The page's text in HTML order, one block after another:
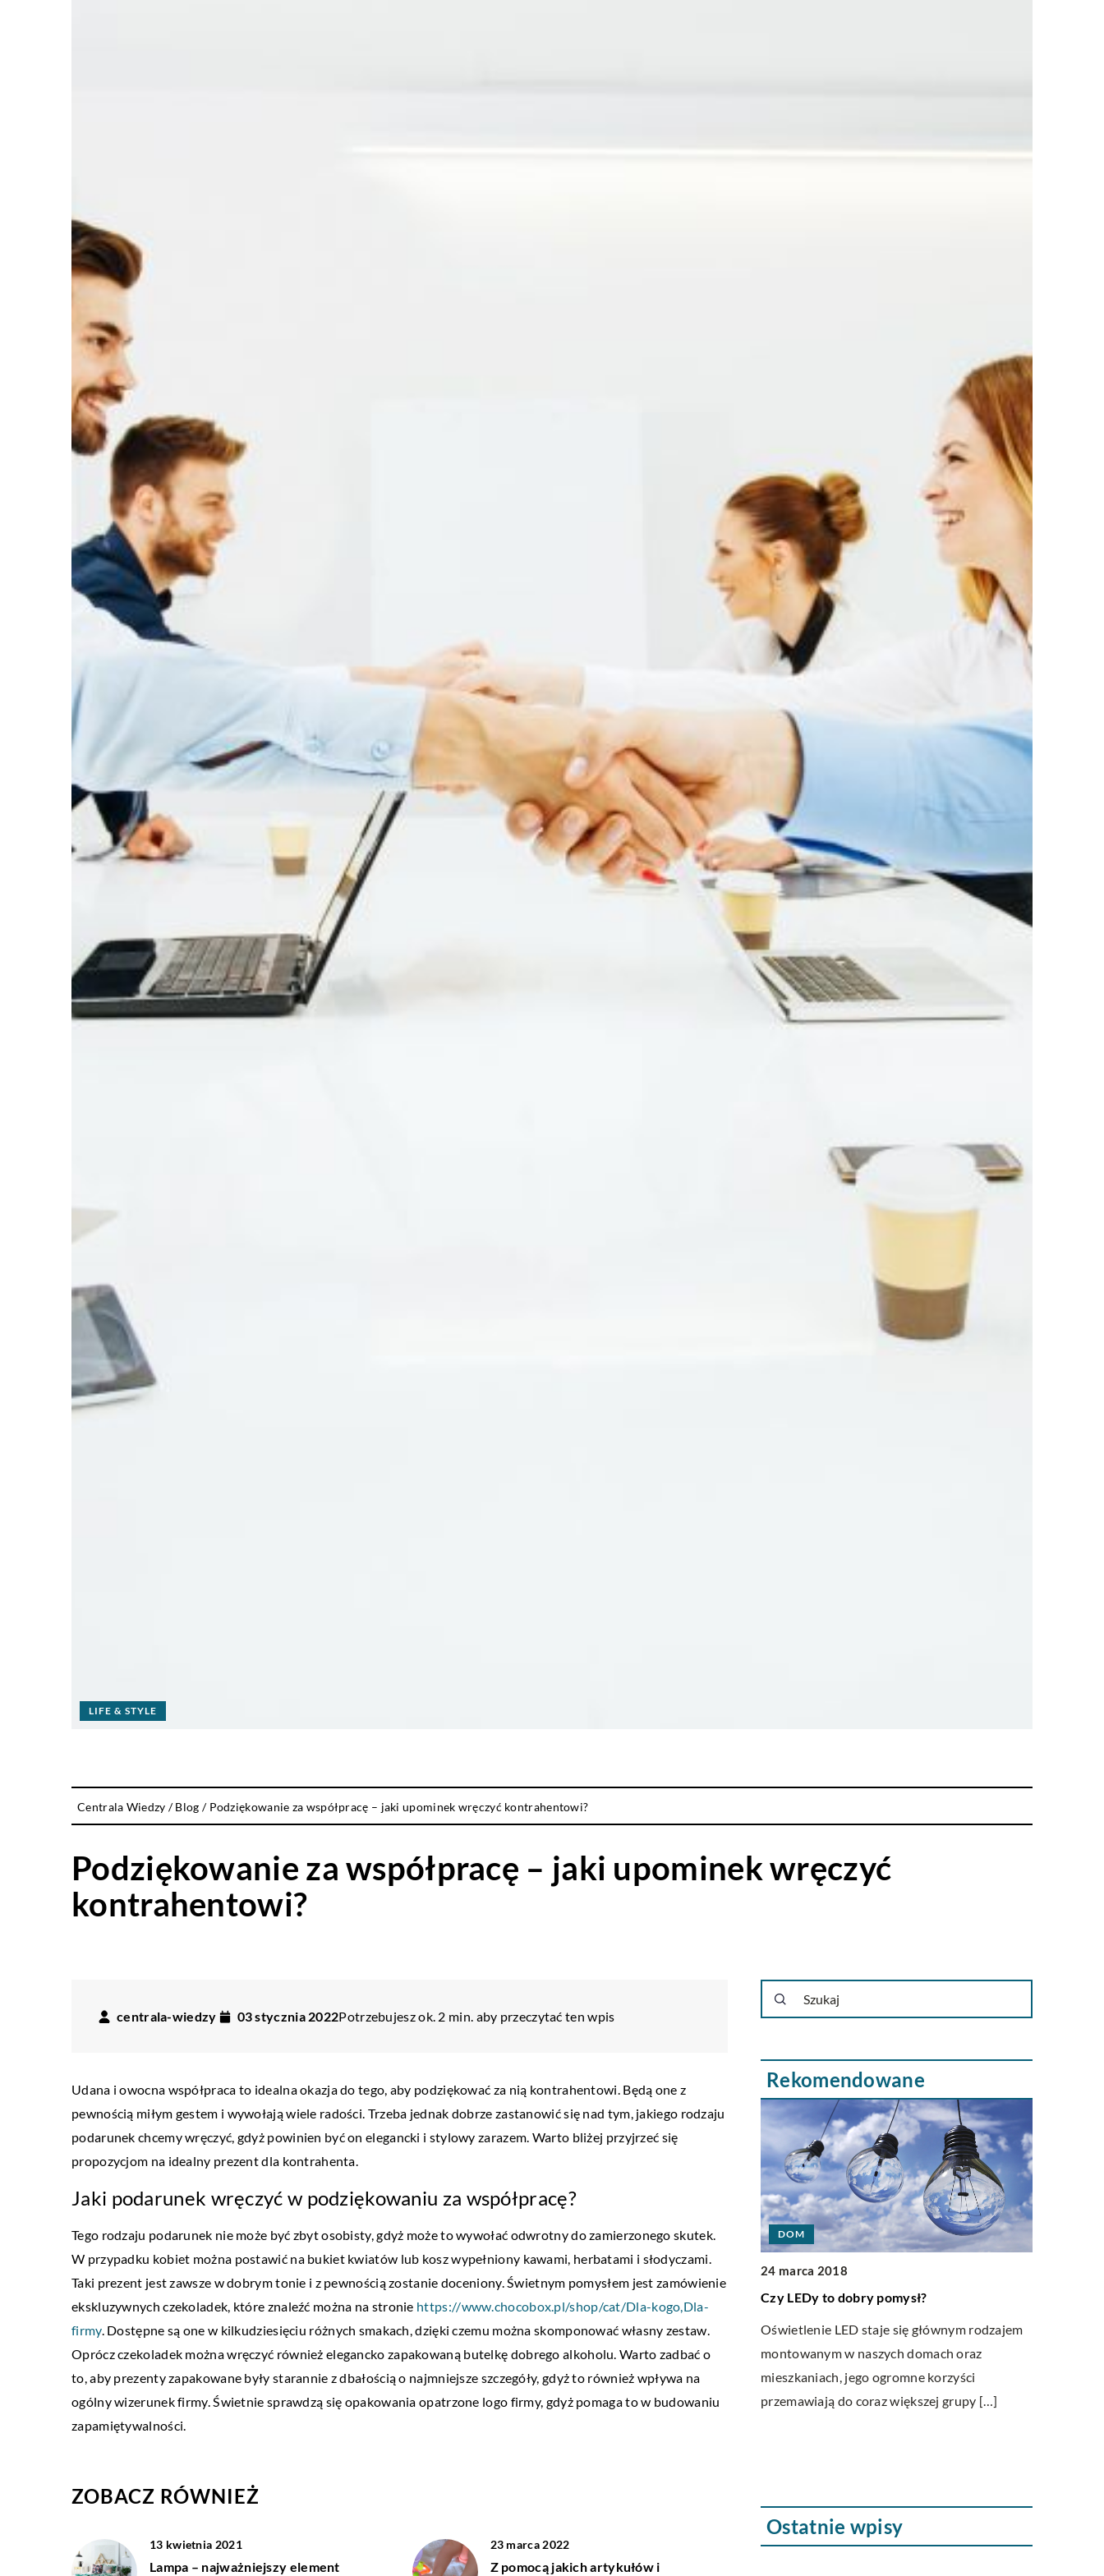
LIFE & STYLE
Centrala Wiedzy /Blog / Podziękowanie za współpracę – jaki upominek wręczyć kontrahentowi?
Podziękowanie za współpracę – jaki upominek wręczyć
kontrahentowi?
centrala-wiedzy 03 stycznia 2022Potrzebujesz ok. 2 min. aby przeczytać ten wpis
Udana i owocna współpraca to idealna okazja do tego, aby podziękować za nią kontrahentowi. Będą one z
pewnością miłym gestem i wywołają wiele radości. Trzeba jednak dobrze zastanowić się nad tym, jakiego rodzaju
podarunek chcemy wręczyć, gdyż powinien być on elegancki i stylowy zarazem. Warto bliżej przyjrzeć się
propozycjom na idealny prezent dla kontrahenta.
Jaki podarunek wręczyć w podziękowaniu za współpracę?
Tego rodzaju podarunek nie może być zbyt osobisty, gdyż może to wywołać odwrotny do zamierzonego skutek.
W przypadku kobiet można postawić na bukiet kwiatów lub kosz wypełniony kawami, herbatami i słodyczami.
Taki prezent jest zawsze w dobrym tonie i z pewnością zostanie doceniony. Świetnym pomysłem jest zamówienie
ekskluzywnych czekoladek, które znaleźć można na stronie https://www.chocobox.pl/shop/cat/Dla-kogo,Dla-
firmy. Dostępne są one w kilkudziesięciu różnych smakach, dzięki czemu można skomponować własny zestaw.
Oprócz czekoladek można wręczyć również elegancko zapakowaną butelkę dobrego alkoholu. Warto zadbać o
to, aby prezenty zapakowane były starannie z dbałością o najmniejsze szczegóły, gdyż to również wpływa na
ogólny wizerunek firmy. Świetnie sprawdzą się opakowania opatrzone logo firmy, gdyż pomaga to w budowaniu
zapamiętywalności.
ZOBACZ RÓWNIEŻ
13 kwietnia 2021
Lampa – najważniejszy element
23 marca 2022
Z pomocą jakich artykułów i
Rekomendowane
BIZNES I USŁUGI
14 lutego 2022
Wypowiedzenie OC – kiedy zrezygnować z
polisy?
W naszym kraju często dochodzi do kolizji na
drogach. Ma to związek z kiepskimi
warunkami drogowymi, niebezpieczną jazdą
ZDROWE CIAŁO
22 marca 2021
Jak przygotować się do aktywności fizycznej
na świeżym powietrzu?
Pierwsze ciepłe dni wiosny to chwila, kiedy
wiele osób na powrót zaczyna swoją przygodę
DOM
24 marca 2018
Czy LEDy to dobry pomysł?
Oświetlenie LED staje się głównym rodzajem
montowanym w naszych domach oraz
mieszkaniach, jego ogromne korzyści
przemawiają do coraz większej grupy […]
Ostatnie wpisy